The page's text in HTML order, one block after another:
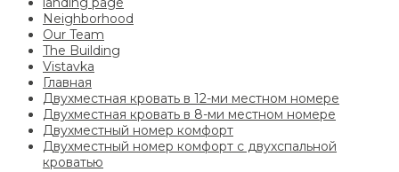
Neighborhood
Our Team
The Building
Vistavka
Главная
Двухместная кровать в 12-ми местном номере
Двухместная кровать в 8-ми местном номере
Двухместный номер комфорт
Двухместный номер комфорт с двухспальной
кроватью